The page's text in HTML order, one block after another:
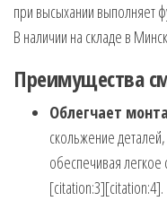
при высыхании выполняет
В наличии на складе в
Преимущества
Облегчает
скольжение
обеспечивая
[citation:3][citation:4].